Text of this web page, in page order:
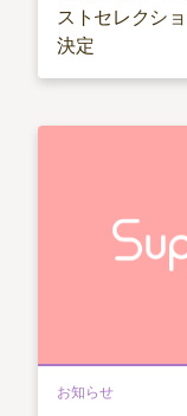
ストセレクシ
決定
お知らせ